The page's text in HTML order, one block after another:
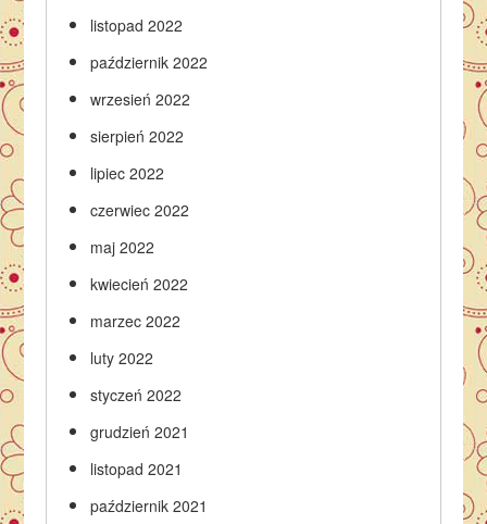
listopad 2022
październik 2022
wrzesień 2022
sierpień 2022
lipiec 2022
czerwiec 2022
maj 2022
kwiecień 2022
marzec 2022
luty 2022
styczeń 2022
grudzień 2021
listopad 2021
październik 2021